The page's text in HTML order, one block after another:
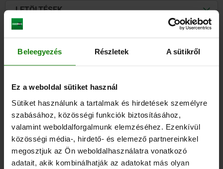
Beleegyezés Részletek A sütikről
Ez a weboldal sütiket használ
Sütiket használunk a tartalmak és hirdetések személyre
szabásához, közösségi funkciók biztosításához,
valamint weboldalforgalmunk elemzéséhez. Ezenkívül
közösségi média-, hirdető- és elemező partnereinkkel
megosztjuk az Ön weboldalhasználatra vonatkozó
adatait, akik kombinálhatják az adatokat más olyan
LETÖLTÉSEK
Más vásárlók is vásároltak
Támasztóelemek, hengeres